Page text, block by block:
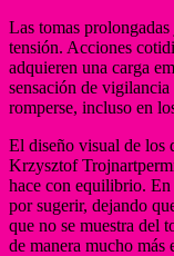
Las tomas
tensión. Acciones
adquieren una carga
sensación de vigilancia
romperse, incluso en
El diseño visual de los
Krzysztof
hace con equilibrio.
por sugerir, dejando
que no se muestra del
de manera mucho más